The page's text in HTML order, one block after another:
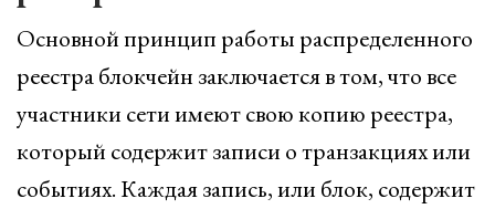
Основной принцип работы распределенного
реестра блокчейн заключается в том, что все
участники сети имеют свою копию реестра,
который содержит записи о транзакциях или
событиях. Каждая запись, или блок, содержит